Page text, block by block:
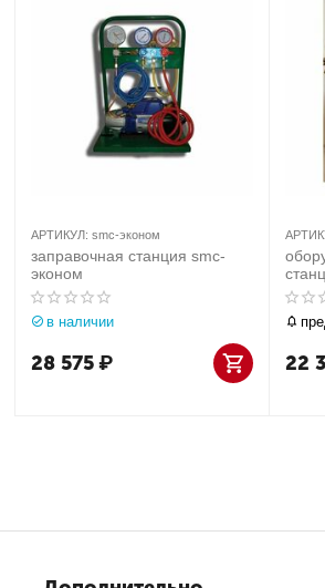
АРТИКУЛ: smc-эконом
заправочная станция smc-
эконом
в наличии
28 575₽ 22